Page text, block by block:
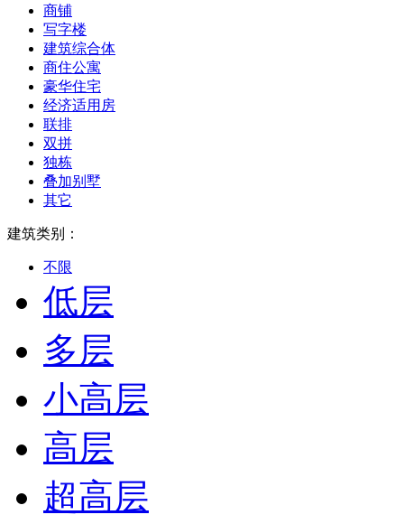
商铺
写字楼
建筑综合体
商住公寓
豪华住宅
经济适用房
联排
双拼
独栋
叠加别墅
其它
建筑类别：
不限
低层
多层
小高层
高层
超高层